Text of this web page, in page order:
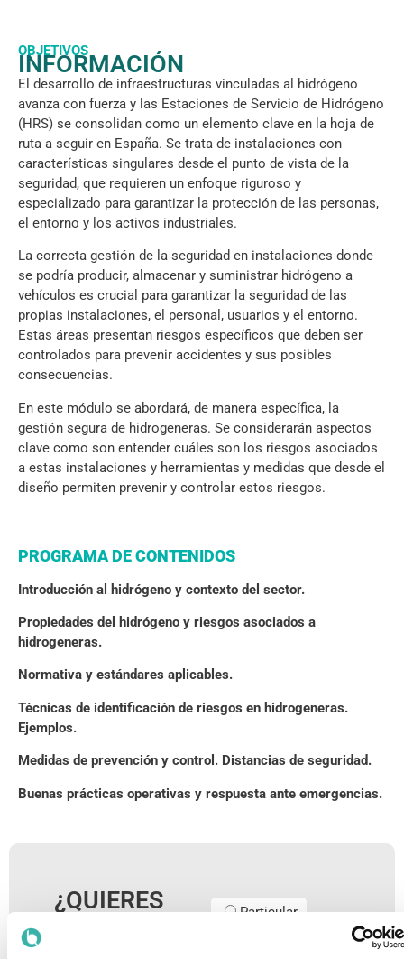
INFORMACIÓN
OBJETIVOS
El desarrollo de infraestructuras vinculadas al hidrógeno
avanza con fuerza y las Estaciones de Servicio de Hidrógeno
(HRS) se consolidan como un elemento clave en la hoja de
ruta a seguir en España. Se trata de instalaciones con
características singulares desde el punto de vista de la
seguridad, que requieren un enfoque riguroso y
especializado para garantizar la protección de las personas,
el entorno y los activos industriales.
La correcta gestión de la seguridad en instalaciones donde
se podría producir, almacenar y suministrar hidrógeno a
vehículos es crucial para garantizar la seguridad de las
propias instalaciones, el personal, usuarios y el entorno.
Estas áreas presentan riesgos específicos que deben ser
controlados para prevenir accidentes y sus posibles
consecuencias.
En este módulo se abordará, de manera específica, la
gestión segura de hidrogeneras. Se considerarán aspectos
clave como son entender cuáles son los riesgos asociados
a estas instalaciones y herramientas y medidas que desde el
diseño permiten prevenir y controlar estos riesgos.
PROGRAMA DE CONTENIDOS
Introducción al hidrógeno y contexto del sector.
Propiedades del hidrógeno y riesgos asociados a
hidrogeneras.
Normativa y estándares aplicables.
Técnicas de identificación de riesgos en hidrogeneras.
Ejemplos.
Medidas de prevención y control. Distancias de seguridad.
Buenas prácticas operativas y respuesta ante emergencias.
¿QUIERES
Particular